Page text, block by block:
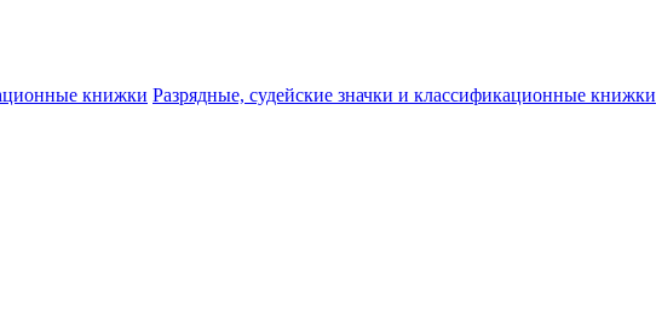
Разрядные, судейские значки и классификационные книжки